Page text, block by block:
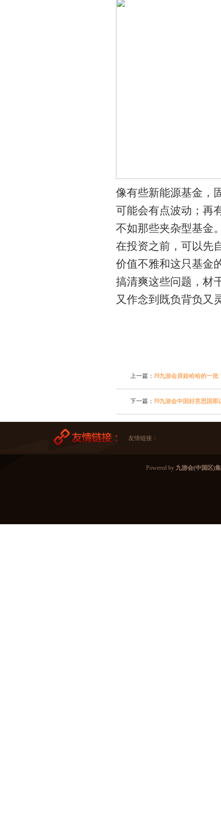
像有些新能源基金，
可能会有点波动；再
不如那些夹杂型基金
在投资之前，可以先
价值不雅和这只基金
搞清爽这些问题，材
又作念到既负背负又
上一篇： J9九游会原娃哈哈的一
下一篇： J9九游会中国好意思国
友情链接：
Powered by 九游会(中国区)